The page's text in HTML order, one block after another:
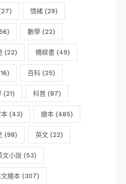
情緒 (29)
數學 (22)
(22) 橋樑書 (49)
百科 (25)
(21) 科普 (87)
(43) 繪本 (485)
(98) 英文 (22)
文小說 (53)
繪本 (307)